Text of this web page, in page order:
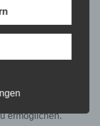
a,m
und aus
unter
ermöglichen.
deren
für die
verarbeitet